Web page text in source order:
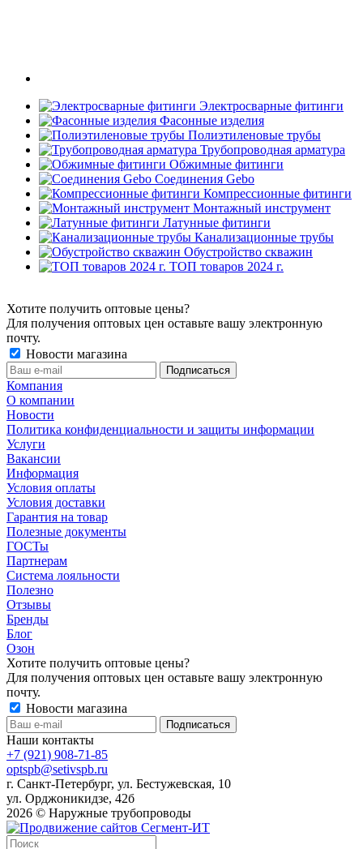
Электросварные фитинги
Фасонные изделия
Полиэтиленовые трубы
Трубопроводная арматура
Обжимные фитинги
Соединения Gebo
Компрессионные фитинги
Монтажный инструмент
Латунные фитинги
Канализационные трубы
Обустройство скважин
ТОП товаров 2024 г.
Хотите получить оптовые цены?
Для получения оптовых цен оставьте вашу электронную
почту.
Новости магазина
Компания
О компании
Новости
Политика конфиденциальности и защиты информации
Услуги
Вакансии
Информация
Условия оплаты
Условия доставки
Гарантия на товар
Полезные документы
ГОСТы
Партнерам
Система лояльности
Полезно
Отзывы
Бренды
Блог
Озон
Хотите получить оптовые цены?
Для получения оптовых цен оставьте вашу электронную
почту.
Новости магазина
Наши контакты
+7 (921) 908-71-85
optspb@setivspb.ru
г. Санкт-Петербург, ул. Бестужевская, 10
ул. Орджоникидзе, 42б
2026 © Наружные трубопроводы